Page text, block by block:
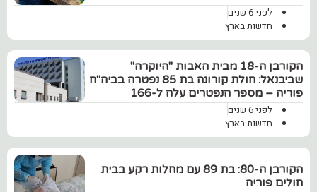
לפני 6 שנים
חדשות בארץ
הקורבן ה-18 מבית האבות "היוקרה"
שביבנאל: חולת קורונה בת 85 נפטרה בביה"ח
פוריה – מספר הנפטרים עלה ל-166
לפני 6 שנים
חדשות בארץ
הקורבן ה-80: בת 89 עם מחלות רקע בבית
חולים פוריה